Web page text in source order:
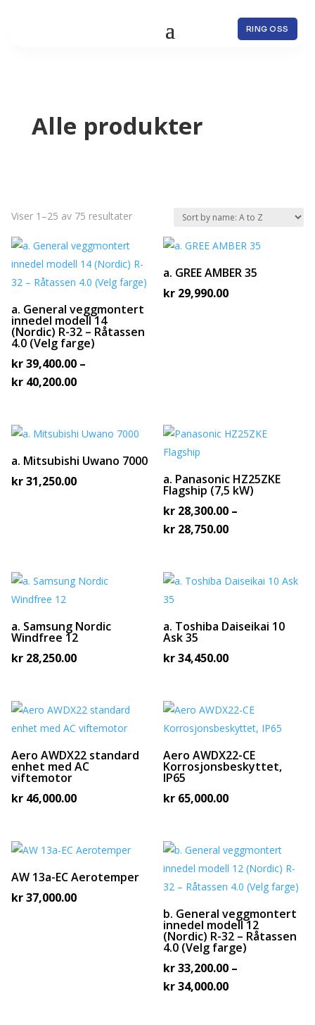
RING OSS
Alle produkter
Viser 1–25 av 75 resultater
a. General veggmontert
innedel modell 14
(Nordic) R-32 – Råtassen
4.0 (Velg farge)
kr39,400.00 –
kr40,200.00Prisområde:
kr 40,200.00
a. GREE AMBER 35
kr 29,990.00
a. Mitsubishi Uwano 7000
kr31,250.00 a. Panasonic HZ25ZKE
Flagship (7,5 kW)
kr 28,300.00 –
kr 28,750.00Prisområde:
kr 28,750.00
a. Samsung Nordic
Windfree 12
kr28,250.00
a. Toshiba Daiseikai 10
Ask 35
kr34,450.00
Aero AWDX22 standard
enhet med AC
viftemotor
kr46,000.00
Aero AWDX22-CE
Korrosjonsbeskyttet,
IP65
kr 65,000.00
AW 13a-EC Aerotemper
kr37,000.00
b. General veggmontert
innedel modell 12
(Nordic) R-32 – Råtassen
4.0 (Velg farge)
kr33,200.00 –
kr34,000.00Prisområde: